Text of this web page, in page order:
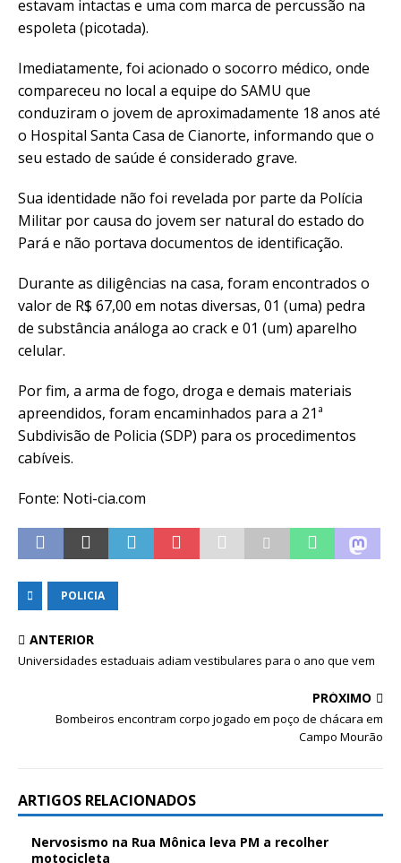
estavam intactas e uma com marca de percussão na
espoleta (picotada).
Imediatamente, foi acionado o socorro médico, onde
compareceu no local a equipe do SAMU que
conduziram o jovem de aproximadamente 18 anos até
o Hospital Santa Casa de Cianorte, informando que o
seu estado de saúde é considerado grave.
Sua identidade não foi revelada por parte da Polícia
Militar por causa do jovem ser natural do estado do
Pará e não portava documentos de identificação.
Durante as diligências na casa, foram encontrados o
valor de R$ 67,00 em notas diversas, 01 (uma) pedra
de substância análoga ao crack e 01 (um) aparelho
celular.
Por fim, a arma de fogo, droga e demais materiais
apreendidos, foram encaminhados para a 21ª
Subdivisão de Policia (SDP) para os procedimentos
cabíveis.
Fonte: Noti-cia.com
POLICIA
ANTERIOR
Universidades estaduais adiam vestibulares para o ano que vem
PRÓXIMO
Bombeiros encontram corpo jogado em poço de chácara em
Campo Mourão
ARTIGOS RELACIONADOS
Nervosismo na Rua Mônica leva PM a recolher
motocicleta